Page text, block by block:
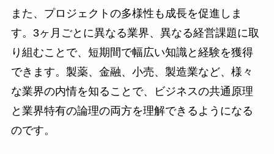
また、プロジェクトの多様性も成長を促進しま
す。3ヶ月ごとに異なる業界、異なる経営課題に取
り組むことで、短期間で幅広い知識と経験を獲得
できます。製薬、金融、小売、製造業など、様々
な業界の内情を知ることで、ビジネスの共通原理
と業界特有の論理の両方を理解できるようになる
のです。